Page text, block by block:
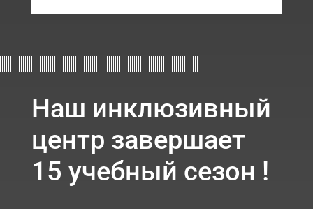
Наш инклюзивный
центр завершает
15 учебный сезон !